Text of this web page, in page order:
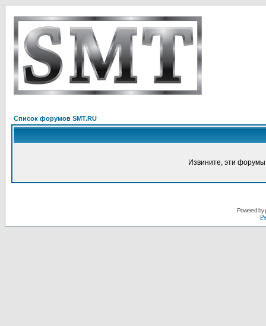
Список форумов SMT.RU
Извините, эти
Powered by